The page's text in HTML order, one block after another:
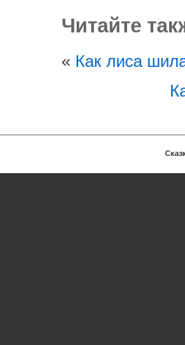
Читайте
« Как лиса